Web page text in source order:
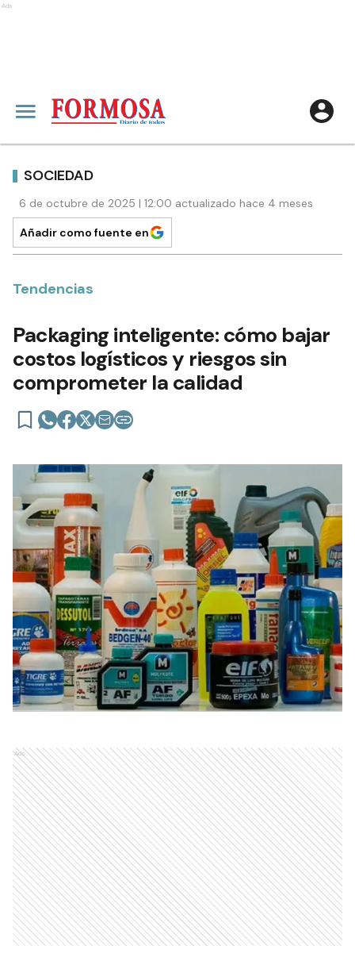
Ads
SOCIEDAD
6 de octubre de 2025 | 12:00 actualizado hace 4 meses
Añadir como fuente en
Tendencias
Packaging inteligente: cómo bajar
costos logísticos y riesgos sin
comprometer la calidad
Ads